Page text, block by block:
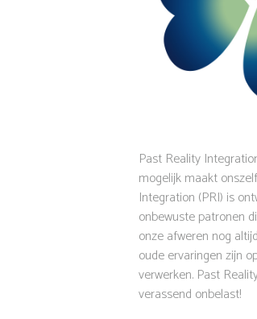
Past Reality
mogelijk maakt
Integration (PRI) is
onbewuste patronen
onze afweren nog
oude ervaringen zijn
verwerken. Past
verassend onbelast!